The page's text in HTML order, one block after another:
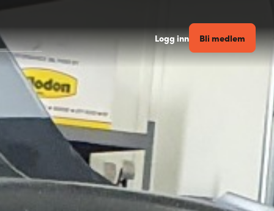
Logg inn Bli medlem